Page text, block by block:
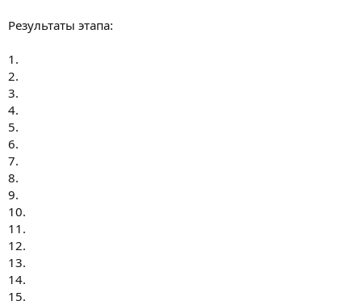
Результаты этапа:
1.
2.
3.
4.
5.
6.
7.
8.
9.
10.
11.
12.
13.
14.
15.